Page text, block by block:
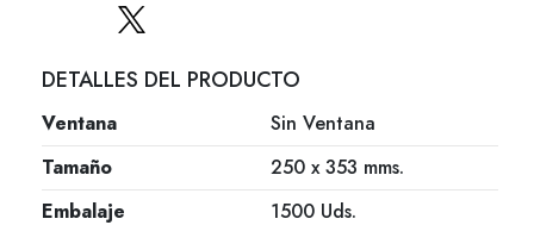
DETALLES DEL PRODUCTO
Ventana
Sin Ventana
Tamaño
250 x 353 mms.
Embalaje
1500 Uds.